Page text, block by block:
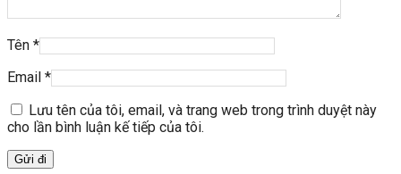
Tên *
Email *
Lưu tên của tôi, email, và trang web trong trình duyệt này
cho lần bình luận kế tiếp của tôi.